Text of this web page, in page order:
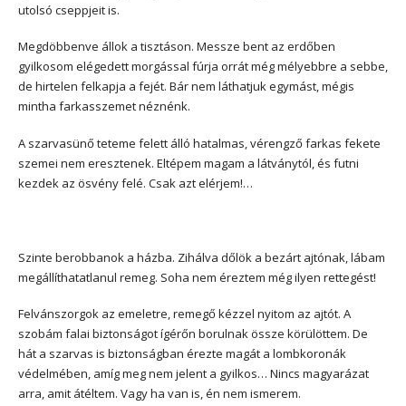
utolsó cseppjeit is.
Megdöbbenve állok a tisztáson. Messze bent az erdőben
gyilkosom elégedett morgással fúrja orrát még mélyebbre a sebbe,
de hirtelen felkapja a fejét. Bár nem láthatjuk egymást, mégis
mintha farkasszemet néznénk.
A szarvasünő teteme felett álló hatalmas, vérengző farkas fekete
szemei nem eresztenek. Eltépem magam a látványtól, és futni
kezdek az ösvény felé. Csak azt elérjem!…
Szinte berobbanok a házba. Zihálva dőlök a bezárt ajtónak, lábam
megállíthatatlanul remeg. Soha nem éreztem még ilyen rettegést!
Felvánszorgok az emeletre, remegő kézzel nyitom az ajtót. A
szobám falai biztonságot ígérőn borulnak össze körülöttem. De
hát a szarvas is biztonságban érezte magát a lombkoronák
védelmében, amíg meg nem jelent a gyilkos… Nincs magyarázat
arra, amit átéltem. Vagy ha van is, én nem ismerem.